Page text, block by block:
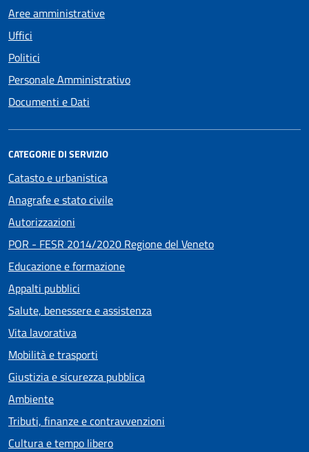
Aree amministrative
Uffici
Politici
Personale Amministrativo
Documenti e Dati
CATEGORIE DI SERVIZIO
Catasto e urbanistica
Anagrafe e stato civile
Autorizzazioni
POR - FESR 2014/2020 Regione del Veneto
Educazione e formazione
Appalti pubblici
Salute, benessere e assistenza
Vita lavorativa
Mobilità e trasporti
Giustizia e sicurezza pubblica
Ambiente
Tributi, finanze e contravvenzioni
Cultura e tempo libero